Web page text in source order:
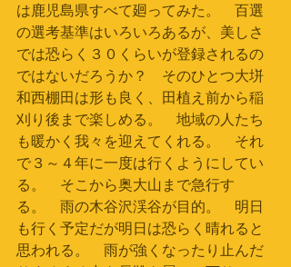
は鹿児島県すべて廻ってみた。　百選
の選考基準はいろいろあるが、美しさ
では恐らく３０くらいが登録されるの
ではないだろうか？　そのひとつ大垪
和西棚田は形も良く、田植え前から稲
刈り後まで楽しめる。　地域の人たち
も暖かく我々を迎えてくれる。　それ
で３～４年に一度は行くようにしてい
る。　そこから奥大山まで急行す
る。　雨の木谷沢渓谷が目的。　明日
も行く予定だが明日は恐らく晴れると
思われる。　雨が強くなったり止んだ